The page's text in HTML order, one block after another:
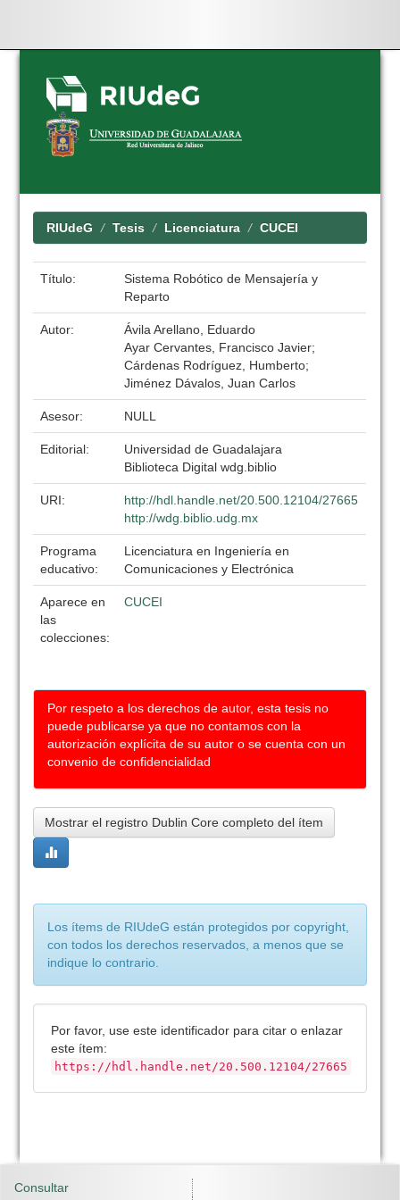
Skip
navigation
RIUdeG Tesis Licenciatura CUCEI
Título:
Sistema Robótico de Mensajería y
Reparto
Autor:
Ávila Arellano, Eduardo
Ayar Cervantes, Francisco Javier;
Cárdenas Rodríguez, Humberto;
Jiménez Dávalos, Juan Carlos
Asesor: NULL
Editorial:
Universidad de Guadalajara
Biblioteca Digital wdg.biblio
URI:
http://hdl.handle.net/20.500.12104/27665
http://wdg.biblio.udg.mx
Programa
educativo:
Licenciatura en Ingeniería en
Comunicaciones y Electrónica
Aparece en
las
colecciones:
CUCEI
Por respeto a los derechos de autor, esta tesis no
puede publicarse ya que no contamos con la
autorización explícita de su autor o se cuenta con un
convenio de confidencialidad
Mostrar el registro Dublin Core completo del ítem
Los ítems de RIUdeG están protegidos por copyright,
con todos los derechos reservados, a menos que se
indique lo contrario.
Por favor, use este identificador para citar o enlazar
este ítem:
https://hdl.handle.net/20.500.12104/27665
Consultar